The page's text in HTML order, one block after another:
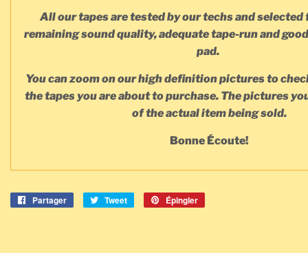
All our tapes are tested by our techs and selected
remaining sound quality, adequate tape-run and
pad.
You can zoom on our high definition pictures to
the tapes you are about to purchase. The pictures
of the actual item being sold.
Bonne Écoute!
Partager
PartagerTweet
Tweeter
Épingler